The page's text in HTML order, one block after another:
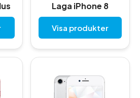
Laga iPhone 8
Visa produkter